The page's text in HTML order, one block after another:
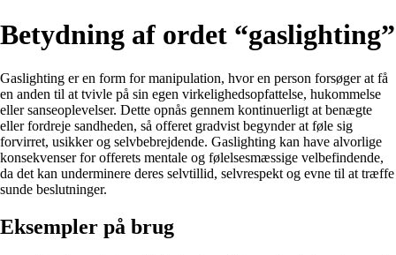
Betydning af ordet “gaslighting”
Gaslighting er en form for manipulation, hvor en person forsøger at få
en anden til at tvivle på sin egen virkelighedsopfattelse, hukommelse
eller sanseoplevelser. Dette opnås gennem kontinuerligt at benægte
eller fordreje sandheden, så offeret gradvist begynder at føle sig
forvirret, usikker og selvbebrejdende. Gaslighting kan have alvorlige
konsekvenser for offerets mentale og følelsesmæssige velbefindende,
da det kan underminere deres selvtillid, selvrespekt og evne til at træffe
sunde beslutninger.
Eksempler på brug